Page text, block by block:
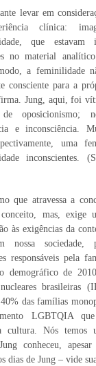
levar em
clínica:
que estavam
no material
a feminilidade
consciente para a
Jung, aqui, foi
de oposicionismo;
e inconsciência.
uma
inconscientes.
que atravessa a
mas, exige
às exigências da
nossa sociedade,
responsáveis pela
demográfico de
brasileiras
das famílias
LGBTQIA
cultura. Nós temos
conheceu,
dias de Jung – vide